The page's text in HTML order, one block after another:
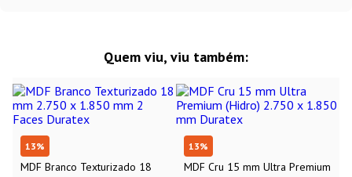
Quem viu, viu também:
13%
MDF Branco Texturizado 18
13%
MDF Cru 15 mm Ultra Premium